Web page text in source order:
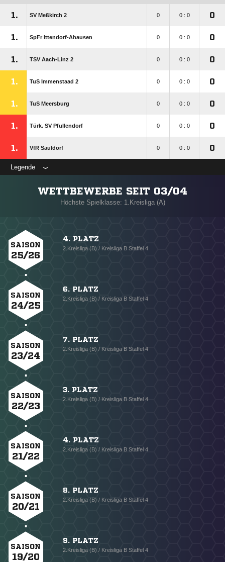
1. SV Meßkirch 2 0 0 : 0 0
1. SpFr Ittendorf-Ahausen 0 0 : 0 0
1. TSV Aach-Linz 2 0 0 : 0 0
1. TuS Immenstaad 2 0 0 : 0 0
1. TuS Meersburg 0 0 : 0 0
1. Türk. SV Pfullendorf 0 0 : 0 0
1. VfR Sauldorf 0 0 : 0 0
Legende
WETTBEWERBE SEIT 03/04
Höchste Spielklasse: 1.Kreisliga (A)
SAISON
25/26
4. PLATZ
2.Kreisliga (B) / Kreisliga B Staffel 4
SAISON
24/25
6. PLATZ
2.Kreisliga (B) / Kreisliga B Staffel 4
SAISON
23/24
7. PLATZ
2.Kreisliga (B) / Kreisliga B Staffel 4
SAISON
22/23
3. PLATZ
2.Kreisliga (B) / Kreisliga B Staffel 4
SAISON
21/22
4. PLATZ
2.Kreisliga (B) / Kreisliga B Staffel 4
SAISON
20/21
8. PLATZ
2.Kreisliga (B) / Kreisliga B Staffel 4
SAISON
19/20
9. PLATZ
2.Kreisliga (B) / Kreisliga B Staffel 4